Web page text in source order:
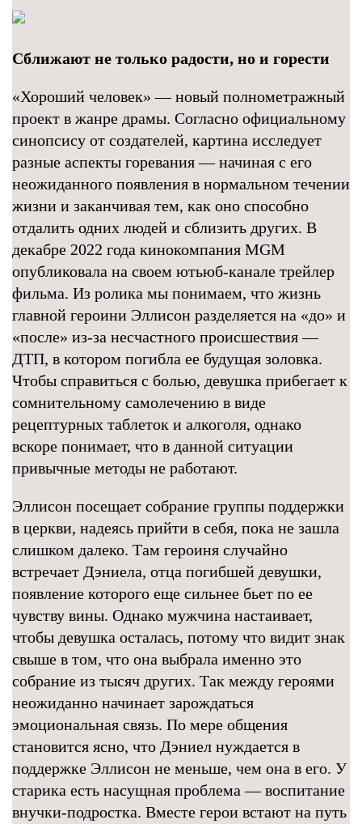
Сближают не только радости, но и горести
«Хороший человек» — новый полнометражный
проект в жанре драмы. Согласно официальному
синопсису от создателей, картина исследует
разные аспекты горевания — начиная с его
неожиданного появления в нормальном течении
жизни и заканчивая тем, как оно способно
отдалить одних людей и сблизить других. В
декабре 2022 года кинокомпания MGM
опубликовала на своем ютьюб-канале трейлер
фильма. Из ролика мы понимаем, что жизнь
главной героини Эллисон разделяется на «до» и
«после» из-за несчастного происшествия —
ДТП, в котором погибла ее будущая золовка.
Чтобы справиться с болью, девушка прибегает к
сомнительному самолечению в виде
рецептурных таблеток и алкоголя, однако
вскоре понимает, что в данной ситуации
привычные методы не работают.
Эллисон посещает собрание группы поддержки
в церкви, надеясь прийти в себя, пока не зашла
слишком далеко. Там героиня случайно
встречает Дэниела, отца погибшей девушки,
появление которого еще сильнее бьет по ее
чувству вины. Однако мужчина настаивает,
чтобы девушка осталась, потому что видит знак
свыше в том, что она выбрала именно это
собрание из тысяч других. Так между героями
неожиданно начинает зарождаться
эмоциональная связь. По мере общения
становится ясно, что Дэниел нуждается в
поддержке Эллисон не меньше, чем она в его. У
старика есть насущная проблема — воспитание
внучки-подростка. Вместе герои встают на путь